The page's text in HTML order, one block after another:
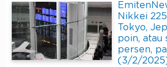
Nikkei
Tokyo,
poin, atau
persen,
(3/2/